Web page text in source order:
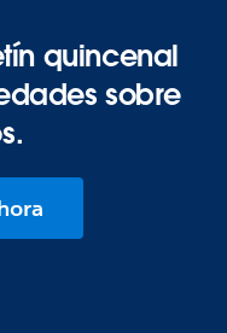
quincenal
sobre